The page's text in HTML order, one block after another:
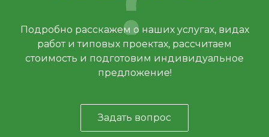
Подробно расскажем о наших услугах, видах
работ и типовых проектах, рассчитаем
стоимость и подготовим индивидуальное
предложение!
Задать вопрос